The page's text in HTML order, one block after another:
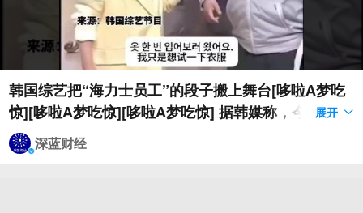
韩国综艺把“海力士员工”的段子搬上舞台[哆啦A梦吃
惊][哆啦A梦吃惊][哆啦A梦吃惊] 据韩媒称，今年#SK
海力士人均奖金或超300万元#，明年人均会拿到将近
610万人民币的奖金。离谱的是，这是阳光普照，包
展开
深蓝财经